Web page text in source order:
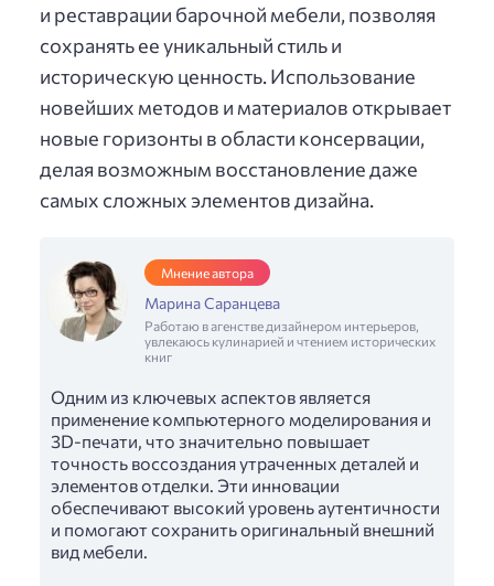
и реставрации барочной мебели, позволяя
сохранять ее уникальный стиль и
историческую ценность. Использование
новейших методов и материалов открывает
новые горизонты в области консервации,
делая возможным восстановление даже
самых сложных элементов дизайна.
Мнение автора
Марина Саранцева
Работаю в агенстве дизайнером интерьеров,
увлекаюсь кулинарией и чтением исторических
книг
Одним из ключевых аспектов является
применение компьютерного моделирования и
3D-печати, что значительно повышает
точность воссоздания утраченных деталей и
элементов отделки. Эти инновации
обеспечивают высокий уровень аутентичности
и помогают сохранить оригинальный внешний
вид мебели.